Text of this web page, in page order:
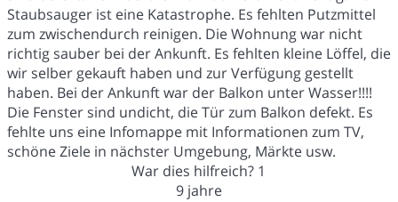
Staubsauger ist eine Katastrophe. Es fehlten Putzmittel
zum zwischendurch reinigen. Die Wohnung war nicht
richtig sauber bei der Ankunft. Es fehlten kleine Löffel, die
wir selber gekauft haben und zur Verfügung gestellt
haben. Bei der Ankunft war der Balkon unter Wasser!!!!
Die Fenster sind undicht, die Tür zum Balkon defekt. Es
fehlte uns eine Infomappe mit Informationen zum TV,
schöne Ziele in nächster Umgebung, Märkte usw.
War dies hilfreich? 1
9 jahre